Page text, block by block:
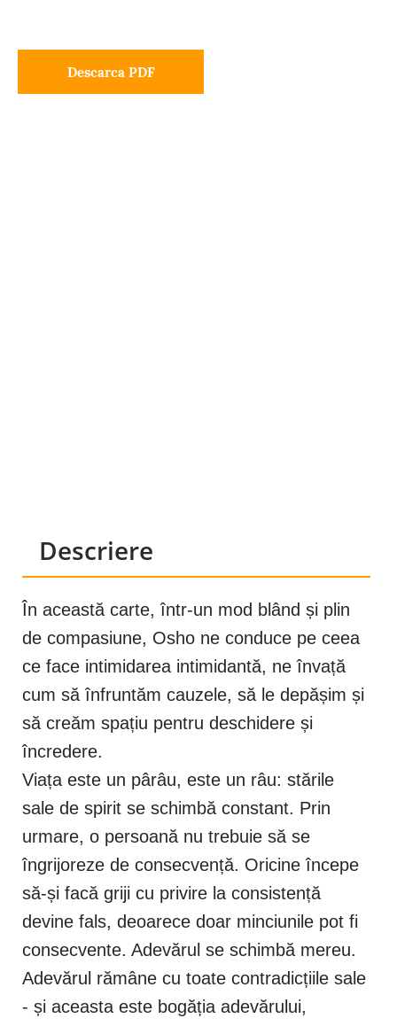
Descarca PDF
Descriere
În această carte, într-un mod blând și plin
de compasiune, Osho ne conduce pe ceea
ce face intimidarea intimidantă, ne învață
cum să înfruntăm cauzele, să le depășim și
să creăm spațiu pentru deschidere și
încredere.
Viața este un pârâu, este un râu: stările
sale de spirit se schimbă constant. Prin
urmare, o persoană nu trebuie să se
îngrijoreze de consecvență. Oricine începe
să-și facă griji cu privire la consistență
devine fals, deoarece doar minciunile pot fi
consecvente. Adevărul se schimbă mereu.
Adevărul rămâne cu toate contradicțiile sale
- și aceasta este bogăția adevărului,